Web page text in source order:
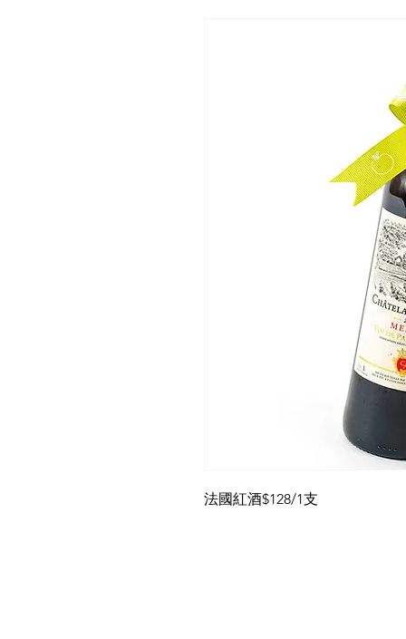
法國紅酒$128/1支